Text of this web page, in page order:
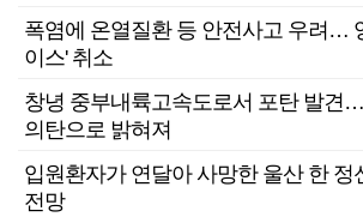
폭염에 온열질환 등 안전사고 우려…
이스' 취소
창녕 중부내륙고속도로서 포탄 발견
의탄으로 밝혀져
입원환자가 연달아 사망한 울산 한 정
전망